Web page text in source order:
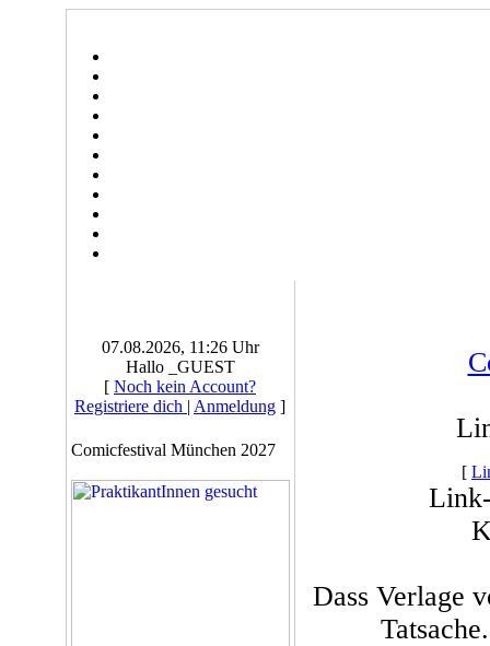
07.08.2026, 11:26 Uhr
Hallo _GUEST
[ Noch kein Account?
Registriere dich | Anmeldung ]
Comicfestival München 2027
[
Dass Verlage